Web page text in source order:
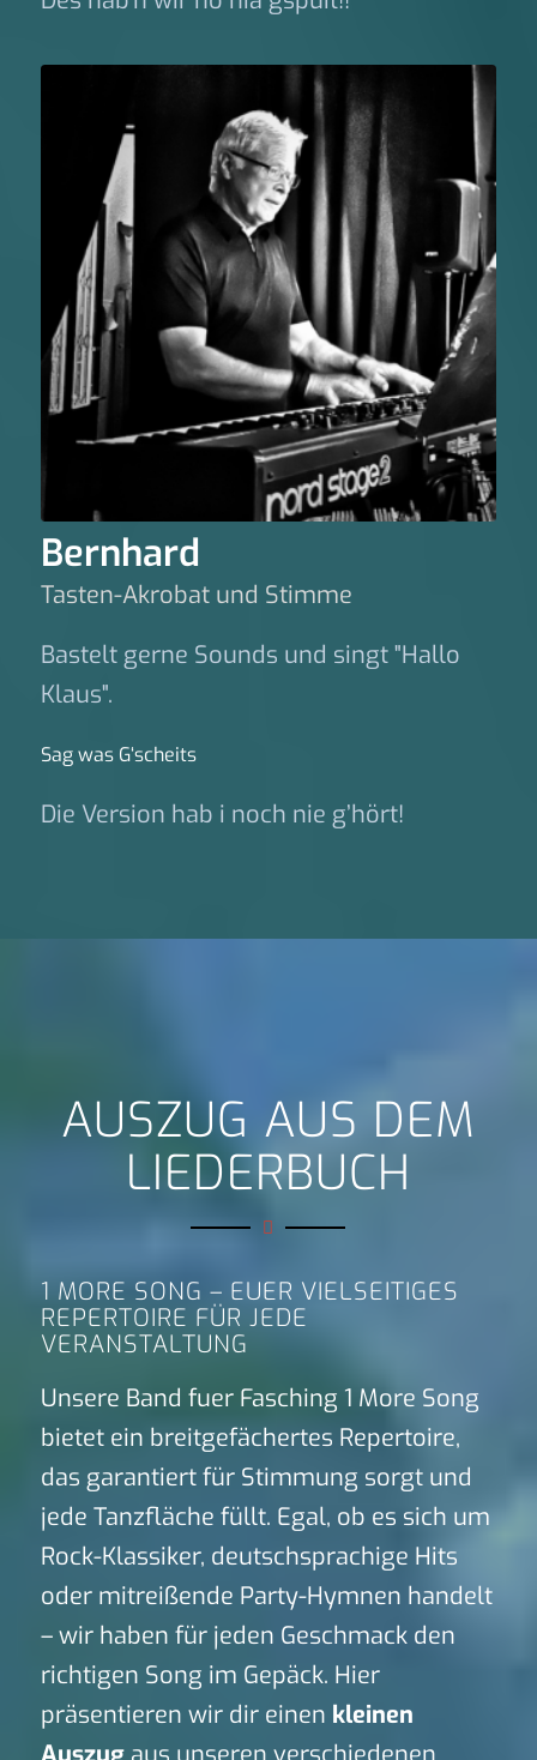
Bernhard
Tasten-Akrobat und Stimme
Bastelt gerne Sounds und singt "Hallo
Klaus".
Sag was G‘scheits
Die Version hab i noch nie g’hört!
AUSZUG AUS DEM
LIEDERBUCH
1 MORE SONG – EUER VIELSEITIGES
REPERTOIRE FÜR JEDE
VERANSTALTUNG
Unsere Band fuer Fasching 1 More Song
bietet ein breitgefächertes Repertoire,
das garantiert für Stimmung sorgt und
jede Tanzfläche füllt. Egal, ob es sich um
Rock-Klassiker, deutschsprachige Hits
oder mitreißende Party-Hymnen handelt
– wir haben für jeden Geschmack den
richtigen Song im Gepäck. Hier
präsentieren wir dir einen kleinen